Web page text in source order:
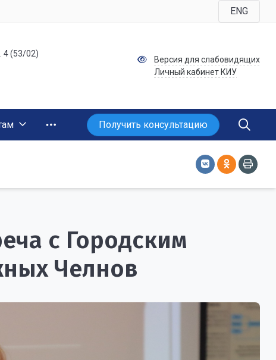
ENG
4 (53/02)
Версия для слабовидящих
Личный кабинет КИУ
Получить консультацию
с Городским
Челнов